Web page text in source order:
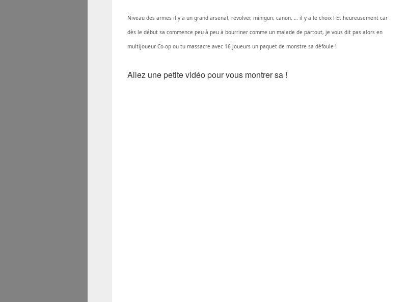
Niveau des armes il y a un grand arsenal, revolver, minigun, canon, … il y a le choix ! Et heureusement car
dès le début sa commence peu à peu à bourriner comme un malade de partout, je vous dit pas alors en
multijoueur Co-op ou tu massacre avec 16 joueurs un paquet de monstre sa défoule !
Allez une petite vidéo pour vous montrer sa !